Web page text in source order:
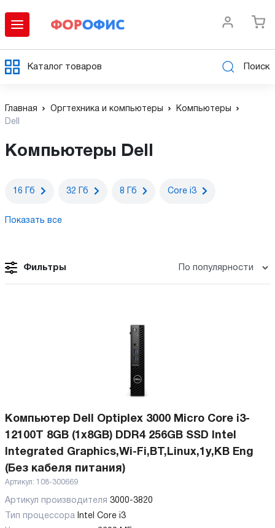
Каталог товаров Поиск
Главная Оргтехника и компьютеры
Компьютеры
Dell
Компьютеры Dell
16 Гб 32 Гб 8 Гб Core i3
Показать все
Фильтры
Компьютер Dell Optiplex 3000 Micro Core i3-
12100T 8GB (1x8GB) DDR4 256GB SSD Intel
Integrated Graphics,Wi-Fi,BT,Linux,1y,KB Eng
(Без кабеля питания)
Артикул: 108-300669
Артикул производителя 3000-3820
Тип процессора Intel Core i3